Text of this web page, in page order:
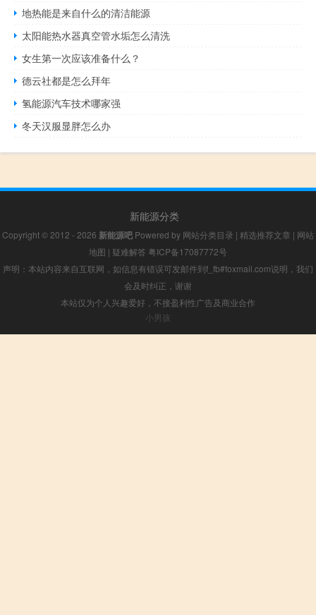
地热能是来自什么的清洁能源
太阳能热水器真空管水垢怎么清洗
女生第一次应该准备什么？
德云社都是怎么拜年
氢能源汽车技术哪家强
冬天汉服显胖怎么办
新能源分类
Copyright © 2012 - 2026 新能源吧 Powered by 网站分类目录 | 精选推荐文章 | 网站
地图 | 疑难解答 粤ICP备17087772号
声明：本站内容来自互联网，如信息有错误可发邮件到f_fb#foxmail.com说明，我们
会及时纠正，谢谢
本站仅为个人兴趣爱好，不接盈利性广告及商业合作
小男孩